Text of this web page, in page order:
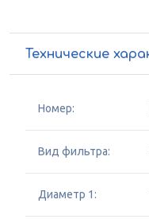
Технические
Номер:
Вид фильтра:
Диаметр 1: